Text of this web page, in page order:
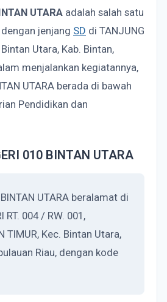
UTARA adalah salah satu
jenjang SD di TANJUNG
Utara, Kab. Bintan,
menjalankan kegiatannya,
UTARA berada di bawah
Pendidikan dan
010 BINTAN UTARA
BINTAN UTARA beralamat di
RT. 004 / RW. 001,
TIMUR, Kec. Bintan Utara,
Riau, dengan kode